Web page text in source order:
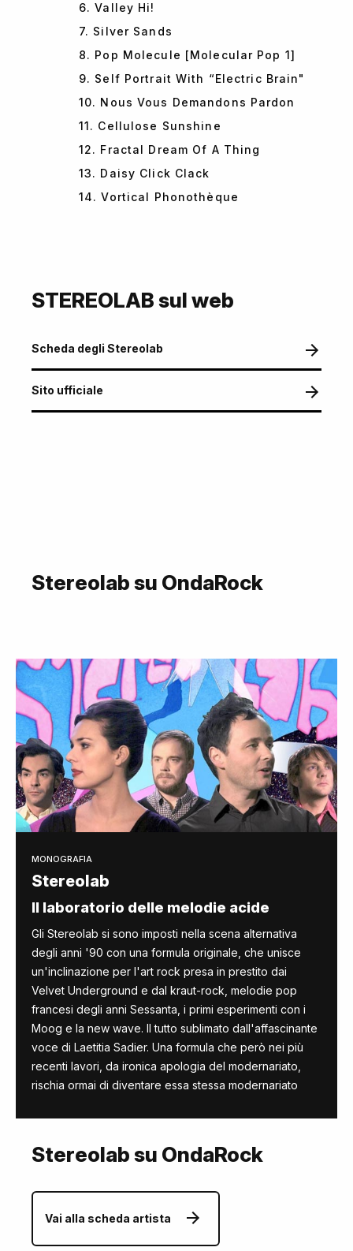
6. Valley Hi!
7. Silver Sands
8. Pop Molecule [Molecular Pop 1]
9. Self Portrait With “Electric Brain"
10. Nous Vous Demandons Pardon
11. Cellulose Sunshine
12. Fractal Dream Of A Thing
13. Daisy Click Clack
14. Vortical Phonothèque
STEREOLAB sul web
Scheda degli Stereolab
Sito ufficiale
Stereolab su OndaRock
MONOGRAFIA
Stereolab
Il laboratorio delle melodie acide
Gli Stereolab si sono imposti nella scena alternativa
degli anni '90 con una formula originale, che unisce
un'inclinazione per l'art rock presa in prestito dai
Velvet Underground e dal kraut-rock, melodie pop
francesi degli anni Sessanta, i primi esperimenti con i
Moog e la new wave. Il tutto sublimato dall'affascinante
voce di Laetitia Sadier. Una formula che però nei più
recenti lavori, da ironica apologia del modernariato,
rischia ormai di diventare essa stessa modernariato
Stereolab su OndaRock
Vai alla scheda artista